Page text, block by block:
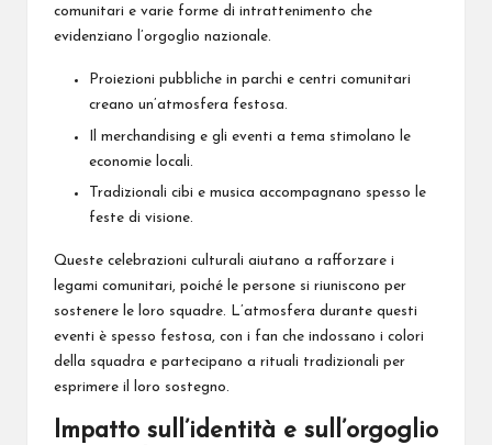
comunitari e varie forme di intrattenimento che
evidenziano l’orgoglio nazionale.
Proiezioni pubbliche in parchi e centri comunitari
creano un’atmosfera festosa.
Il merchandising e gli eventi a tema stimolano le
economie locali.
Tradizionali cibi e musica accompagnano spesso le
feste di visione.
Queste celebrazioni culturali aiutano a rafforzare i
legami comunitari, poiché le persone si riuniscono per
sostenere le loro squadre. L’atmosfera durante questi
eventi è spesso festosa, con i fan che indossano i colori
della squadra e partecipano a rituali tradizionali per
esprimere il loro sostegno.
Impatto sull’identità e sull’orgoglio